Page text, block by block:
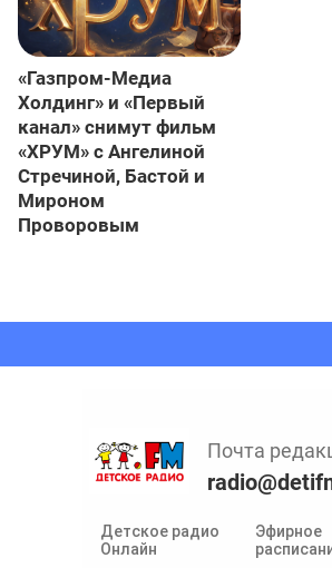
«Газпром-Медиа
Холдинг» и «Первый
канал» снимут фильм
«ХРУМ» с Ангелиной
Стречиной, Бастой и
Мироном
Проворовым
Детское радио
Онлайн
Эфирное
Почта